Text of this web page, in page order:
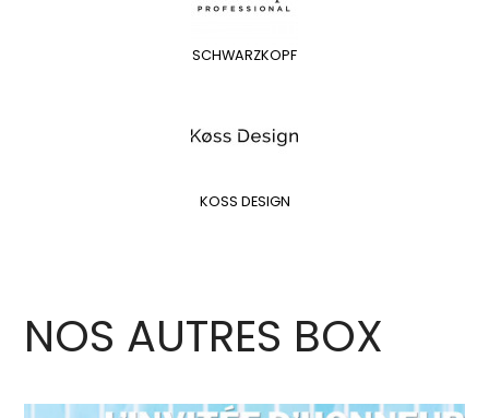
SCHWARZKOPF
KOSS DESIGN
NOS AUTRES BOX